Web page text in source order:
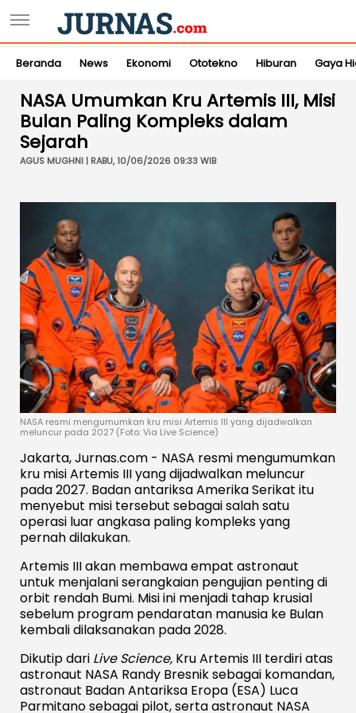
Beranda News Ekonomi Ototekno Hiburan Gaya
NASA Umumkan Kru Artemis III, Misi
Bulan Paling Kompleks dalam
Sejarah
AGUS MUGHNI | RABU, 10/06/2026 09:33 WIB
NASA resmi mengumumkan kru misi Artemis III yang dijadwalkan
meluncur pada 2027 (Foto: Via Live Science)
Jakarta, Jurnas.com - NASA resmi mengumumkan
kru misi Artemis III yang dijadwalkan meluncur
pada 2027. Badan antariksa Amerika Serikat itu
menyebut misi tersebut sebagai salah satu
operasi luar angkasa paling kompleks yang
pernah dilakukan.
Artemis III akan membawa empat astronaut
untuk menjalani serangkaian pengujian penting di
orbit rendah Bumi. Misi ini menjadi tahap krusial
sebelum program pendaratan manusia ke Bulan
kembali dilaksanakan pada 2028.
Dikutip dari Live Science, Kru Artemis III terdiri atas
astronaut NASA Randy Bresnik sebagai komandan,
astronaut Badan Antariksa Eropa (ESA) Luca
Parmitano sebagai pilot, serta astronaut NASA